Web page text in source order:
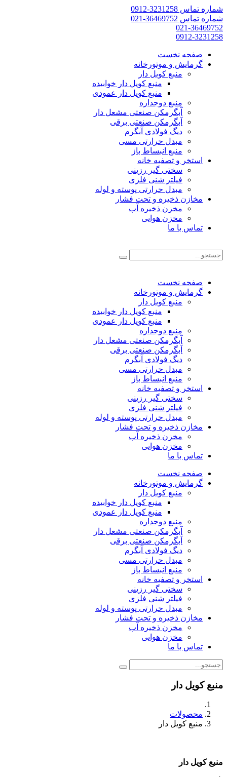
شماره تماس 3231258-0912
شماره تماس 36469752-021
021-36469752
0912-3231258
صفحه نخست
گرمایش و موتورخانه
منبع کویل دار
منبع کویل دار خوابیده
منبع کویل دار عمودی
منبع دوجداره
آبگرمکن صنعتی مشعل دار
آبگرمکن صنعتی برقی
دیگ فولادی آبگرم
مبدل حرارتی مسی
منبع انبساط باز
استخر و تصفیه خانه
سختی گیر رزینی
فیلتر شنی فلزی
مبدل حرارتی پوسته و لوله
مخازن ذخیره و تحت فشار
مخزن ذخیره آب
مخزن هوایی
تماس با ما
صفحه نخست
گرمایش و موتورخانه
منبع کویل دار
منبع کویل دار خوابیده
منبع کویل دار عمودی
منبع دوجداره
آبگرمکن صنعتی مشعل دار
آبگرمکن صنعتی برقی
دیگ فولادی آبگرم
مبدل حرارتی مسی
منبع انبساط باز
استخر و تصفیه خانه
سختی گیر رزینی
فیلتر شنی فلزی
مبدل حرارتی پوسته و لوله
مخازن ذخیره و تحت فشار
مخزن ذخیره آب
مخزن هوایی
تماس با ما
صفحه نخست
گرمایش و موتورخانه
منبع کویل دار
منبع کویل دار خوابیده
منبع کویل دار عمودی
منبع دوجداره
آبگرمکن صنعتی مشعل دار
آبگرمکن صنعتی برقی
دیگ فولادی آبگرم
مبدل حرارتی مسی
منبع انبساط باز
استخر و تصفیه خانه
سختی گیر رزینی
فیلتر شنی فلزی
مبدل حرارتی پوسته و لوله
مخازن ذخیره و تحت فشار
مخزن ذخیره آب
مخزن هوایی
تماس با ما
منبع کویل دار
محصولات
منبع کویل دار
منبع کویل دار